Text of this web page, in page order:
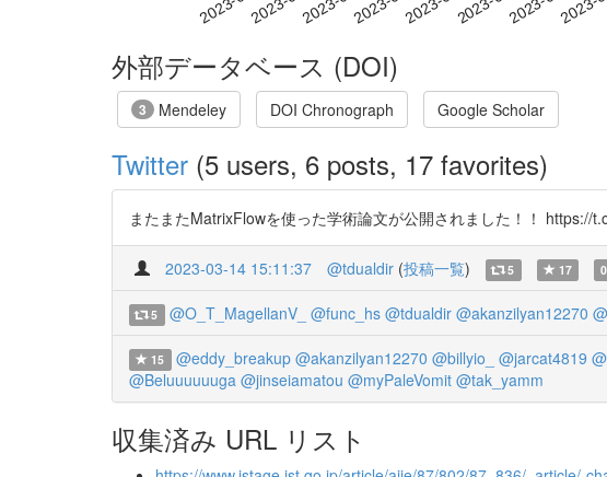
外部データベース (DOI)
3 Mendeley DOI Chronograph Google Scholar
Twitter (5 users, 6 posts, 17 favorites)
またまたMatrixFlowを使った学術論文が公開されました！！ https://
2023-03-14 15:11:37 @tdualdir (投稿一覧) 5 17
5 @O_T_MagellanV_ @func_hs @tdualdir @akanzilyan12270
15 @eddy_breakup @akanzilyan12270 @billyio_ @jarcat4819
@Beluuuuuuga @jinseiamatou @myPaleVomit @tak_yamm
収集済み URL リスト